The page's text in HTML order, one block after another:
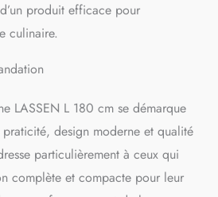
produit efficace pour
culinaire.
LASSEN L 180 cm se démarque
design moderne et qualité
particulièrement à ceux qui
complète et compacte pour leur